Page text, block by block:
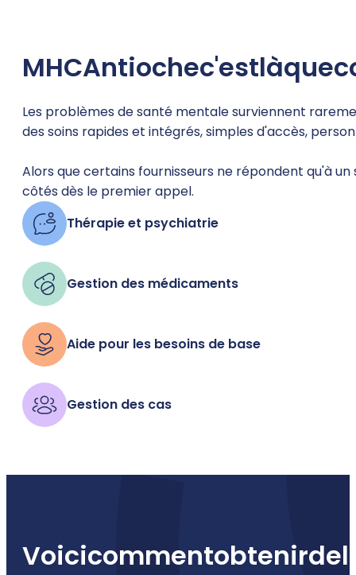
MHCAntiochec'estlàque
Les problèmes de santé mentale surviennent
des soins rapides et intégrés, simples d'accès,
Alors que certains fournisseurs ne répondent qu'à
côtés dès le premier appel.
Thérapie et psychiatrie
Gestion des médicaments
Aide pour les besoins de base
Gestion des cas
Voicicommentobtenirde